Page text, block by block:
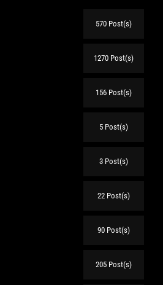
570 Post(s)
1270 Post(s)
156 Post(s)
5 Post(s)
3 Post(s)
22 Post(s)
90 Post(s)
205 Post(s)